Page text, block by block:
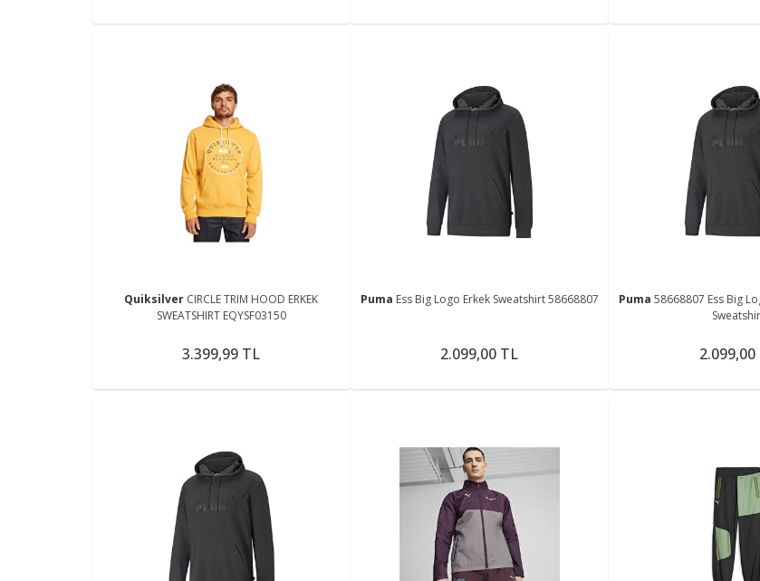
Quiksilver CIRCLE TRIM HOOD ERKEK
SWEATSHIRT EQYSF03150
3.399,99 TL
Puma Ess Big Logo Erkek Sweatshirt 58668807
2.099,00 TL
Puma58668807 Ess Big
2.099,00